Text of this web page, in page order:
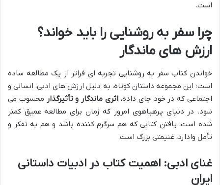
است.
چرا سفر به روشنایی را باید خواند؟
ارزش های ماندگار
خواندن کتاب سفر به روشنایی تجربه ای فراتر از یک مطالعه ساده
است؛ این مجموعه داستان کوتاه، به دلیل ارزش های ادبی، انسانی و
اجتماعی که در خود جای داده، اثری ماندگار و تأثیرگذار محسوب می
شود. در دنیای پرهیاهوی امروز که زمان برای مطالعه عمیق کمتر
شده است، یافتن کتابی که هم سرگرم کننده باشد و هم به تفکر و
تأمل وادارد، غنیمتی بزرگ است.
غنای ادبی: اهمیت کتاب در ادبیات داستانی
ایران